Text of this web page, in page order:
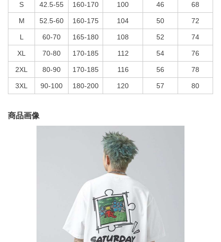
S 42.5-55 160-170 100 46 68
M 52.5-60 160-175 104 50 72
L 60-70 165-180 108 52 74
XL 70-80 170-185 112 54 76
2XL 80-90 170-185 116 56 78
3XL 90-100 180-200 120 57 80
商品画像